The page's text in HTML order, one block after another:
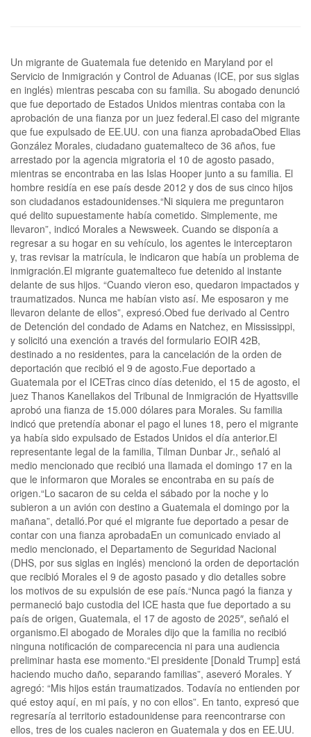
Un migrante de Guatemala fue detenido en Maryland por el
Servicio de Inmigración y Control de Aduanas (ICE, por sus siglas
en inglés) mientras pescaba con su familia. Su abogado denunció
que fue deportado de Estados Unidos mientras contaba con la
aprobación de una fianza por un juez federal.El caso del migrante
que fue expulsado de EE.UU. con una fianza aprobadaObed Elias
González Morales, ciudadano guatemalteco de 36 años, fue
arrestado por la agencia migratoria el 10 de agosto pasado,
mientras se encontraba en las Islas Hooper junto a su familia. El
hombre residía en ese país desde 2012 y dos de sus cinco hijos
son ciudadanos estadounidenses.“Ni siquiera me preguntaron
qué delito supuestamente había cometido. Simplemente, me
llevaron”, indicó Morales a Newsweek. Cuando se disponía a
regresar a su hogar en su vehículo, los agentes le interceptaron
y, tras revisar la matrícula, le indicaron que había un problema de
inmigración.El migrante guatemalteco fue detenido al instante
delante de sus hijos. “Cuando vieron eso, quedaron impactados y
traumatizados. Nunca me habían visto así. Me esposaron y me
llevaron delante de ellos”, expresó.Obed fue derivado al Centro
de Detención del condado de Adams en Natchez, en Mississippi,
y solicitó una exención a través del formulario EOIR 42B,
destinado a no residentes, para la cancelación de la orden de
deportación que recibió el 9 de agosto.Fue deportado a
Guatemala por el ICETras cinco días detenido, el 15 de agosto, el
juez Thanos Kanellakos del Tribunal de Inmigración de Hyattsville
aprobó una fianza de 15.000 dólares para Morales. Su familia
indicó que pretendía abonar el pago el lunes 18, pero el migrante
ya había sido expulsado de Estados Unidos el día anterior.El
representante legal de la familia, Tilman Dunbar Jr., señaló al
medio mencionado que recibió una llamada el domingo 17 en la
que le informaron que Morales se encontraba en su país de
origen.“Lo sacaron de su celda el sábado por la noche y lo
subieron a un avión con destino a Guatemala el domingo por la
mañana”, detalló.Por qué el migrante fue deportado a pesar de
contar con una fianza aprobadaEn un comunicado enviado al
medio mencionado, el Departamento de Seguridad Nacional
(DHS, por sus siglas en inglés) mencionó la orden de deportación
que recibió Morales el 9 de agosto pasado y dio detalles sobre
los motivos de su expulsión de ese país.“Nunca pagó la fianza y
permaneció bajo custodia del ICE hasta que fue deportado a su
país de origen, Guatemala, el 17 de agosto de 2025″, señaló el
organismo.El abogado de Morales dijo que la familia no recibió
ninguna notificación de comparecencia ni para una audiencia
preliminar hasta ese momento.“El presidente [Donald Trump] está
haciendo mucho daño, separando familias”, aseveró Morales. Y
agregó: “Mis hijos están traumatizados. Todavía no entienden por
qué estoy aquí, en mi país, y no con ellos”. En tanto, expresó que
regresaría al territorio estadounidense para reencontrarse con
ellos, tres de los cuales nacieron en Guatemala y dos en EE.UU.